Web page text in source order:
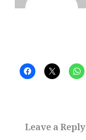
Leave a Reply